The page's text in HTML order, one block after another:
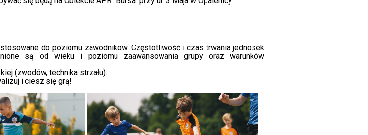
do poziomu zawodników. Częstotliwość i czas trwania jednosek
są od wieku i poziomu zaawansowania grupy oraz warunków
(zwodów, technika strzału).
i ciesz się grą!